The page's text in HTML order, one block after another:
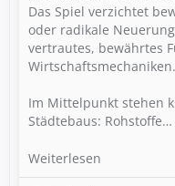
Das Spiel verzichtet
oder radikale
vertrautes, bewährtes
Wirtschaftsmechaniken.
Im Mittelpunkt stehen
Städtebaus: Rohstoffe…
Weiterlesen